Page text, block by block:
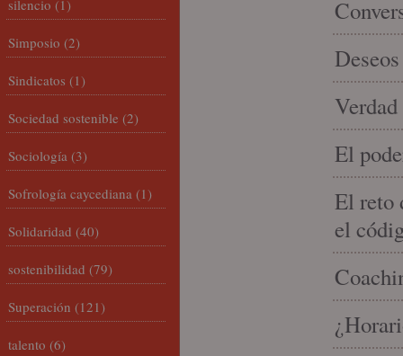
El
El reto
el
silencio (1)
Simposio (2)
Sindicatos (1)
Sociedad sostenible (2)
Sociología (3)
Sofrología caycediana (1)
Solidaridad (40)
sostenibilidad (79)
Superación (121)
talento (6)